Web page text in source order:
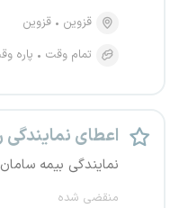
قزوین
قزوین
تمام وقت
پاره
اعطای
نمایندگی بیمه سامان
منقضی شده